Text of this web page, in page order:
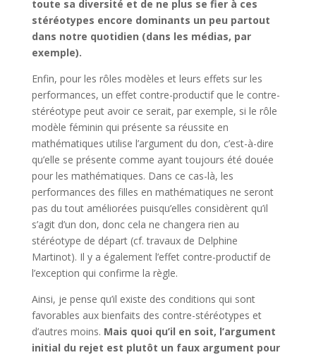
toute sa diversité et de ne plus se fier à ces
stéréotypes encore dominants un peu partout
dans notre quotidien (dans les médias, par
exemple).
Enfin, pour les rôles modèles et leurs effets sur les
performances, un effet contre-productif que le contre-
stéréotype peut avoir ce serait, par exemple, si le rôle
modèle féminin qui présente sa réussite en
mathématiques utilise l’argument du don, c’est-à-dire
qu’elle se présente comme ayant toujours été douée
pour les mathématiques. Dans ce cas-là, les
performances des filles en mathématiques ne seront
pas du tout améliorées puisqu’elles considèrent qu’il
s’agit d’un don, donc cela ne changera rien au
stéréotype de départ (cf. travaux de Delphine
Martinot). Il y a également l’effet contre-productif de
l’exception qui confirme la règle.
Ainsi, je pense qu’il existe des conditions qui sont
favorables aux bienfaits des contre-stéréotypes et
d’autres moins. Mais quoi qu’il en soit, l’argument
initial du rejet est plutôt un faux argument pour